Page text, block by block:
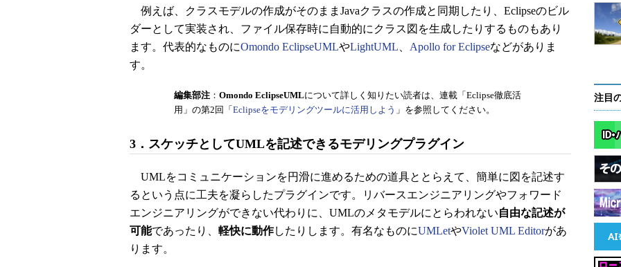
例えば、クラスモデルの作成がそのままJavaクラスの作成と同期したり、Eclipseのビル
ダーとして実装され、ファイル保存時に自動的にクラス図を生成したりするものもあり
ます。代表的なものにOmondo EclipseUMLやLightUML Apollo for Eclipseなどがありま
す。
編集部注： Omondo EclipseUMLについて詳しく知りたい読者は、連載「Eclipse徹底活
用」の第2回「 Eclipseをモデリングツールに活用しよう 」を参照してください。
3．スケッチとしてUMLを記述できるモデリングプラグイン
UMLをコミュニケーションを円滑に進めるための道具ととらえて、簡単に図を記述す
るという点に工夫を凝らしたプラグインです。リバースエンジニアリングやフォワード
エンジニアリングができない代わりに、UMLのメタモデルにとらわれない自由な記述が
可能であったり、 軽快に動作したりします。有名なものにUMLetやViolet UML Editorがあ
ります。
注目